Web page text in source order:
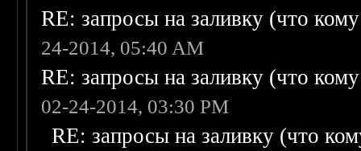
RE: запросы на заливку (что
24-2014, 05:40 AM
RE: запросы на заливку (что
02-24-2014, 03:30 PM
RE: запросы на заливку (что